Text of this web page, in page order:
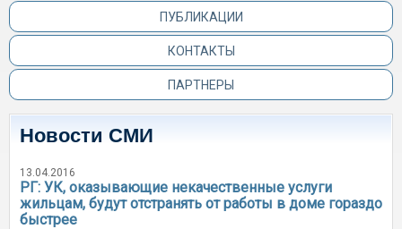
ПУБЛИКАЦИИ
КОНТАКТЫ
ПАРТНЕРЫ
Новости СМИ
13.04.2016
РГ: УК, оказывающие некачественные услуги
жильцам, будут отстранять от работы в доме гораздо
быстрее